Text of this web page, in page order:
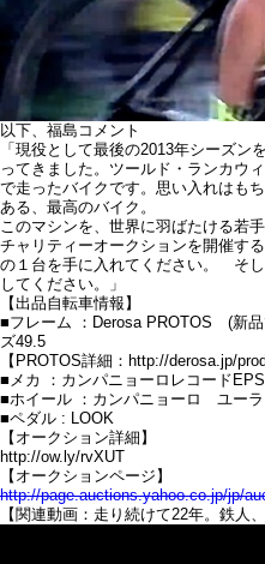
以下、福島コメント
「現役として最後の2013年シーズ
ってきました。ツールド・ランカウ
で走ったバイクです。思い入れはも
ある、最高のバイク。
このマシンを、世界に羽ばたける若
チャリティーオークションを開催す
の１台を手に入れてください。 そ
してください。」
【出品自転車情報】
■フレーム ：Derosa PROTOS (新
ズ49.5
【PROTOS詳細：http://derosa.jp/
■メカ ：カンパニョーロレコードEPS
■ホイール ：カンパニョーロ ユーラ
■ペダル : LOOK
【オークション詳細】
http://ow.ly/rvXUT
【オークションページ】
http://page.auctions.yahoo.co.jp/jp/
【関連動画：走り続けて22年。鉄人